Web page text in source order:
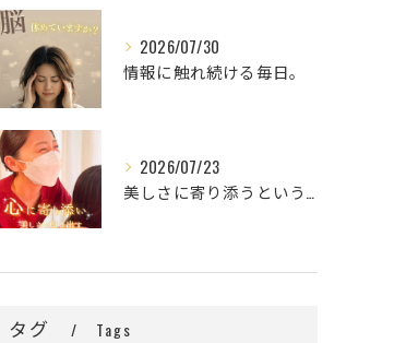
2026/07/30
情報に触れ続ける毎日。
2026/07/23
美しさに寄り添うということ。
タグ Tags